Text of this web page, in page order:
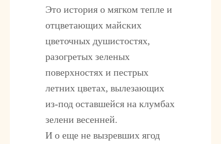
Это история о мягком тепле и
отцветающих майских
цветочных душистостях,
разогретых зеленых
поверхностях и пестрых
летних цветах, вылезающих
из-под оставшейся на клумбах
зелени весенней.
И о еще не вызревших ягод